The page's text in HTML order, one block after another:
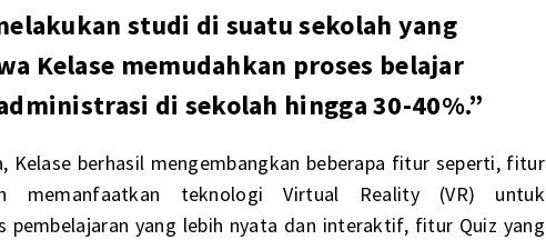
studi di suatu sekolah yang
Kelase memudahkan proses belajar
di sekolah hingga 30-40%.”
Kelase berhasil mengembangkan beberapa fitur seperti, fitur
memanfaatkan teknologi Virtual Reality (VR) untuk
pembelajaran yang lebih nyata dan interaktif, fitur Quiz yang